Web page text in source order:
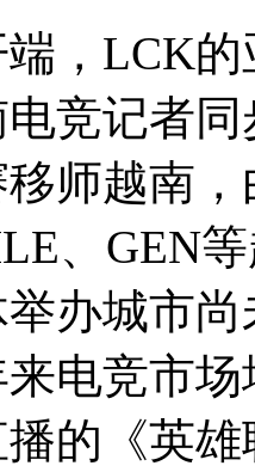
，LCK
竞记者
师越南
、GEN
办城市
电竞市
的《英